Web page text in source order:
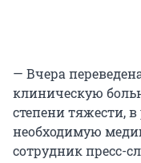
— Вчера
клиническую
степени тяжести,
необходимую
сотрудник пресс-